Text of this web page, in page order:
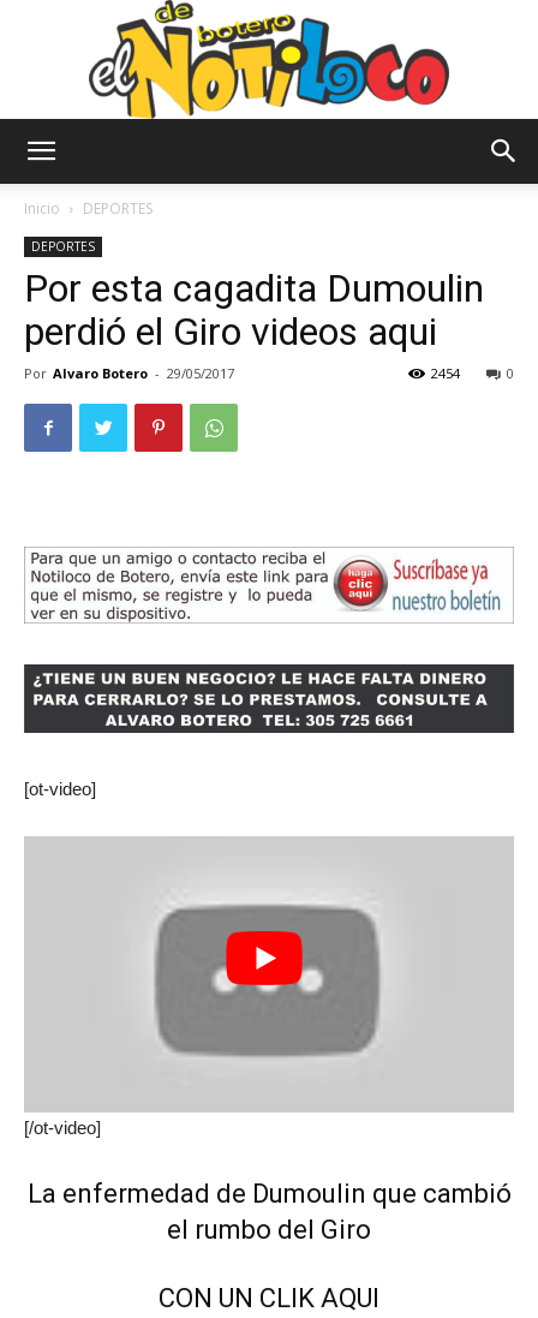
Notiloco
Inicio DEPORTES
DEPORTES
Por esta cagadita Dumoulin
perdió el Giro videos aqui
Por Alvaro Botero - 29/05/2017 0
2454
[ot-video]
[/ot-video]
La enfermedad de Dumoulin que cambió
el rumbo del Giro
CON UN CLIK AQUI